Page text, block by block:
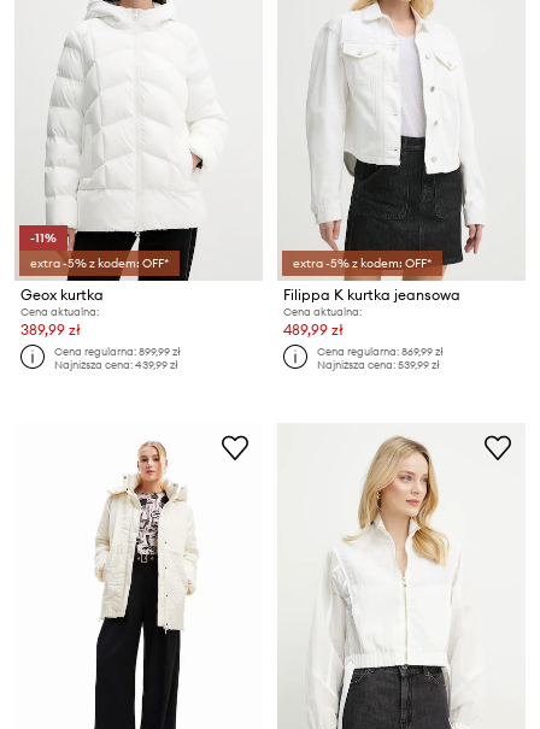
-11%
extra -5% z kodem: OFF*
Geox kurtka
Cena aktualna:
389,99 zł
Cena regularna:899,99 zł
Najniższa cena:439,99 zł
extra -5% z kodem: OFF*
Filippa K kurtka jeansowa
Cena aktualna:
489,99 zł
Cena regularna:869,99 zł
Najniższa cena:539,99 zł